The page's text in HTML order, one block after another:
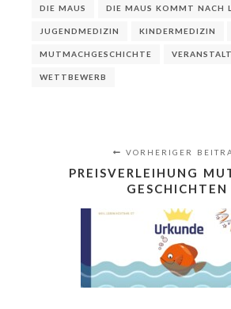
DIE MAUS DIE MAUS KOMMT NACH
JUGENDMEDIZIN KINDERMEDIZIN
MUTMACHGESCHICHTE
WETTBEWERB
VORHERIGER
PREISVERLEIHUNG
GESCHICHTEN